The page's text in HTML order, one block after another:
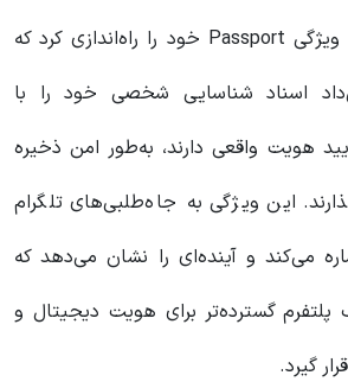
در سال 2018، تلگرام ویژگی Passport خود را راه‌اندازی کرد که
اسناد شناسایی شخصی خود را با
هویت واقعی دارند، به‌طور امن ذخیره
این ویژگی به جاه‌طلبی‌های تلگرام
می‌کند و آینده‌ای را نشان می‌دهد که
پلتفرم گسترده‌تر برای هویت دیجیتال و
گیرد.